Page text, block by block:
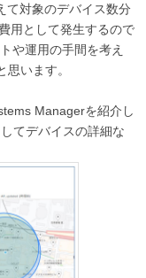
対象のデバイス数分
用として発生するので
や運用の手間を考え
います。
Managerを紹介し
てデバイスの詳細な